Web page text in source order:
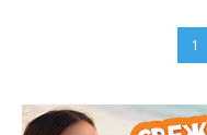
1